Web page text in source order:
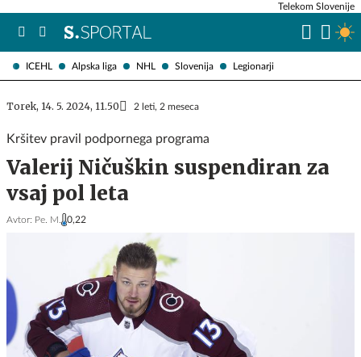
ICEHL Alpska liga NHL Slovenija Legionarji
Telekom Slovenije
Torek, 14. 5. 2024, 11.50 2 leti, 2 meseca
Kršitev pravil podpornega programa
Valerij Ničuškin suspendiran za
vsaj pol leta
Avtor: Pe. M. 0,22